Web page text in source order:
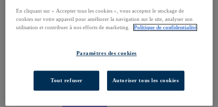
produits et commencer votre recherche.
Accéder à EBSCOhost
Technologie et découverte
EBSCO Discovery Service
En cliquant sur « Accepter tous les cookies », vous acceptez le stockage de
cookies sur votre appareil pour améliorer la navigation sur le site, analyser son
utilisation et contribuer à nos efforts de marketing.
Politique de confidentialité
Paramètres des cookies
Tout refuser Autoriser tous les cookies